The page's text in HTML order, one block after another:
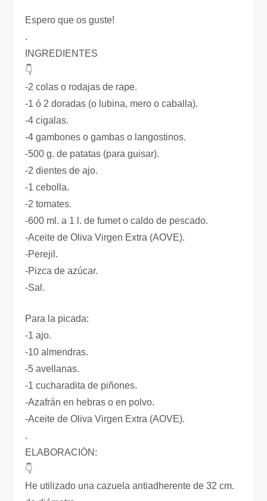
Espero que os guste!
.
INGREDIENTES
👇
-2 colas o rodajas de rape.
-1 ó 2 doradas (o lubina, mero o caballa).
-4 cigalas.
-4 gambones o gambas o langostinos.
-500 g. de patatas (para guisar).
-2 dientes de ajo.
-1 cebolla.
-2 tomates.
-600 ml. a 1 l. de fumet o caldo de pescado.
-Aceite de Oliva Virgen Extra (AOVE).
-Perejil.
-Pizca de azúcar.
-Sal.
Para la picada:
-1 ajo.
-10 almendras.
-5 avellanas.
-1 cucharadita de piñones.
-Azafrán en hebras o en polvo.
-Aceite de Oliva Virgen Extra (AOVE).
.
ELABORACIÓN:
👇
He utilizado una cazuela antiadherente de 32 cm.